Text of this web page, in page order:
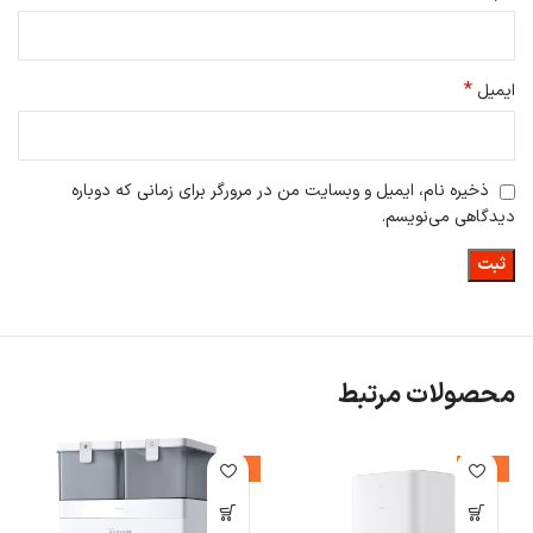
ایمیل *
ذخیره نام، ایمیل و وبسایت من در مرورگر برای زمانی که دوباره
دیدگاهی می‌نویسم.
محصولات مرتبط
-14%
-4%